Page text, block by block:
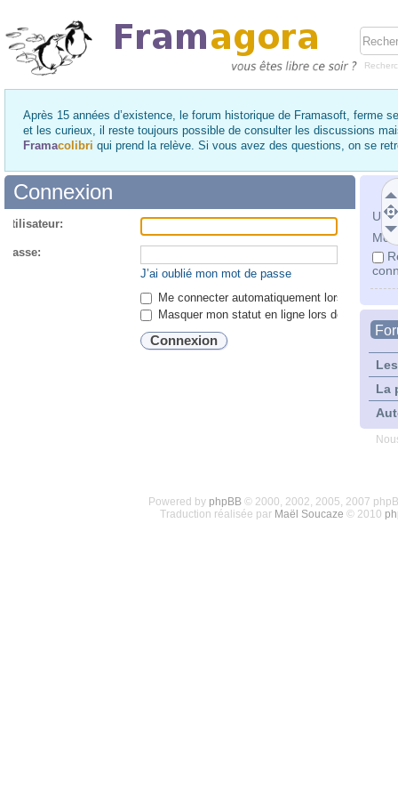
Après 15 années d’existence, le forum historique de Framasoft, ferme
et les curieux, il reste toujours possible de consulter les discussions
Framacolibri qui prend la relève. Si vous avez des questions, on se
Mot
La
Connexion
passe:
J’ai oublié mon mot de passe
Me connecter automatiquement lors de
Masquer mon statut en ligne lors de cette
Powered by phpBB© 2000, 2002, 2005, 2007
Traduction réalisée par Maël Soucaze © 2010